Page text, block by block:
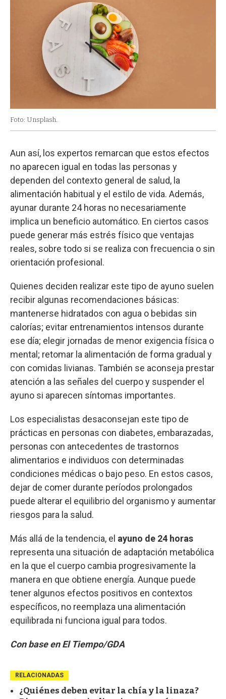
Foto: Unsplash.
Aun así, los expertos remarcan que estos efectos
no aparecen igual en todas las personas y
dependen del contexto general de salud, la
alimentación habitual y el estilo de vida. Además,
ayunar durante 24 horas no necesariamente
implica un beneficio automático. En ciertos casos
puede generar más estrés físico que ventajas
reales, sobre todo si se realiza con frecuencia o sin
orientación profesional.
Quienes deciden realizar este tipo de ayuno suelen
recibir algunas recomendaciones básicas:
mantenerse hidratados con agua o bebidas sin
calorías; evitar entrenamientos intensos durante
ese día; elegir jornadas de menor exigencia física o
mental; retomar la alimentación de forma gradual y
con comidas livianas. También se aconseja prestar
atención a las señales del cuerpo y suspender el
ayuno si aparecen síntomas importantes.
Los especialistas desaconsejan este tipo de
prácticas en personas con diabetes, embarazadas,
personas con antecedentes de trastornos
alimentarios e individuos con determinadas
condiciones médicas o bajo peso. En estos casos,
dejar de comer durante períodos prolongados
puede alterar el equilibrio del organismo y aumentar
riesgos para la salud.
Más allá de la tendencia, el ayuno de 24 horas
representa una situación de adaptación metabólica
en la que el cuerpo cambia progresivamente la
manera en que obtiene energía. Aunque puede
tener algunos efectos positivos en contextos
específicos, no reemplaza una alimentación
equilibrada ni funciona igual para todos.
Con base en El Tiempo/GDA
RELACIONADAS
¿Quiénes deben evitar la chía y la linaza?